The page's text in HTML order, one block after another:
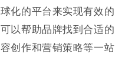
化的平台来实现有效的
以帮助品牌找到合适的
创作和营销策略等一站